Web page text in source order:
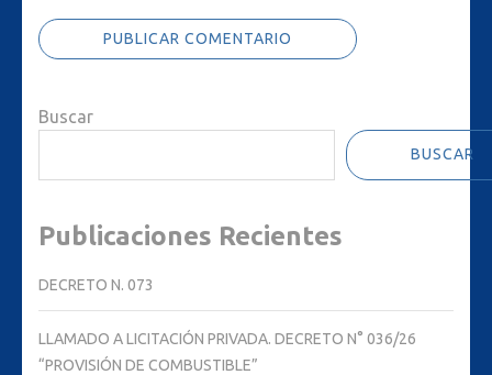
Buscar
BUSCAR
Publicaciones Recientes
DECRETO N. 073
LLAMADO A LICITACIÓN PRIVADA. DECRETO N° 036/26
“PROVISIÓN DE COMBUSTIBLE”